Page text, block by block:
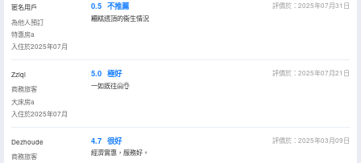
匿名用戶
為他人預訂
特惠房a
入住於2025年07月
0.5 不推薦
評價於：2025年07月31日
糟糕透頂的衞生情況
Zziqi
商務旅客
大床房a
入住於2025年07月
5.0 極好
評價於：2025年07月21日
一如既往🤗👌
Dezhoude
商務旅客
4.7 很好
評價於：2025年03月09日
經濟實惠，服務好。